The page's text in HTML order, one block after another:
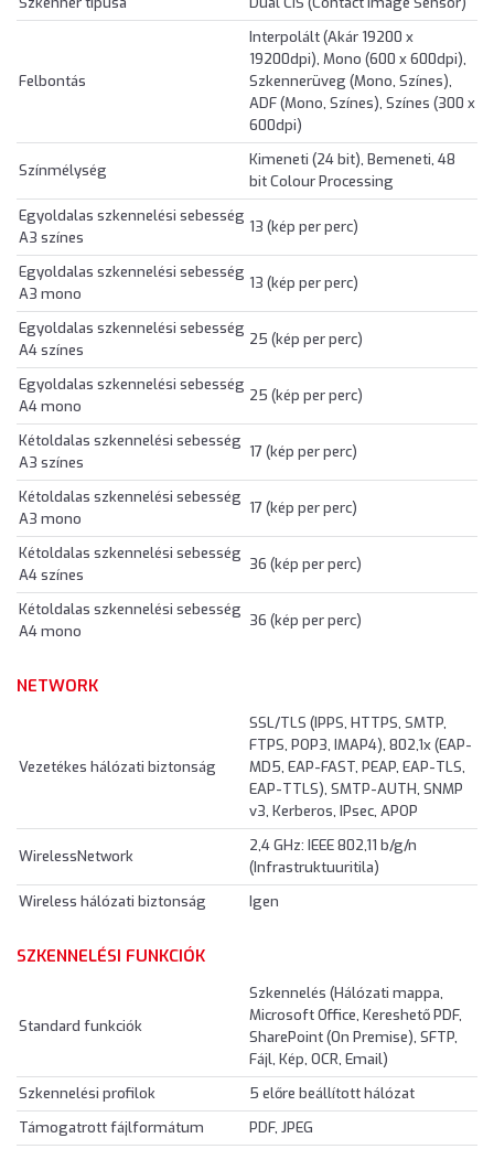
Felbontás
Interpolált (Akár 19200 x
19200dpi), Mono (600 x 600dpi),
Szkennerüveg (Mono, Színes),
ADF (Mono, Színes), Színes (300 x
600dpi)
Színmélység
Kimeneti (24 bit), Bemeneti, 48
bit Colour Processing
Egyoldalas szkennelési sebesség
A3 színes
13 (kép per perc)
Egyoldalas szkennelési sebesség
A3 mono
13 (kép per perc)
Egyoldalas szkennelési sebesség
A4 színes
25 (kép per perc)
Egyoldalas szkennelési sebesség
A4 mono
25 (kép per perc)
Kétoldalas szkennelési sebesség
A3 színes
17 (kép per perc)
Kétoldalas szkennelési sebesség
A3 mono
17 (kép per perc)
Kétoldalas szkennelési sebesség
A4 színes
36 (kép per perc)
Kétoldalas szkennelési sebesség
A4 mono
36 (kép per perc)
NETWORK
Vezetékes hálózati biztonság
SSL/TLS (IPPS, HTTPS, SMTP,
FTPS, POP3, IMAP4), 802,1x (EAP-
MD5, EAP-FAST, PEAP, EAP-TLS,
EAP-TTLS), SMTP-AUTH, SNMP
v3, Kerberos, IPsec, APOP
WirelessNetwork
2,4 GHz: IEEE 802,11 b/g/n
(Infrastruktuuritila)
Wireless hálózati biztonság
Igen
SZKENNELÉSI FUNKCIÓK
Standard funkciók
Szkennelés (Hálózati mappa,
Microsoft Office, Kereshető PDF,
SharePoint (On Premise), SFTP,
Fájl, Kép, OCR, Email)
Szkennelési profilok
5 előre beállított hálózat
Támogatrott fájlformátum
PDF, JPEG